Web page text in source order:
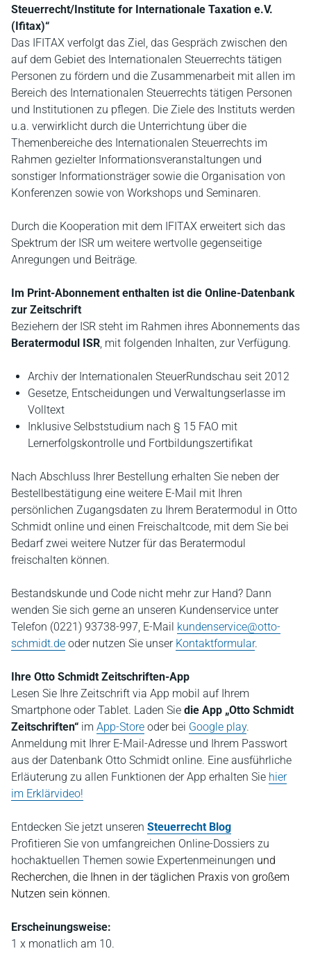
Steuerrecht/Institute for Internationale Taxation e.V.
(Ifitax)“
Das IFITAX verfolgt das Ziel, das Gespräch zwischen den
auf dem Gebiet des Internationalen Steuerrechts tätigen
Personen zu fördern und die Zusammenarbeit mit allen im
Bereich des Internationalen Steuerrechts tätigen Personen
und Institutionen zu pflegen. Die Ziele des Instituts werden
u.a. verwirklicht durch die Unterrichtung über die
Themenbereiche des Internationalen Steuerrechts im
Rahmen gezielter Informationsveranstaltungen und
sonstiger Informationsträger sowie die Organisation von
Konferenzen sowie von Workshops und Seminaren.
Durch die Kooperation mit dem IFITAX erweitert sich das
Spektrum der ISR um weitere wertvolle gegenseitige
Anregungen und Beiträge.
Im Print-Abonnement enthalten ist die Online-Datenbank
zur Zeitschrift
Beziehern der ISR steht im Rahmen ihres Abonnements das
Beratermodul ISR, mit folgenden Inhalten, zur Verfügung.
Archiv der Internationalen SteuerRundschau seit 2012
Gesetze, Entscheidungen und Verwaltungserlasse im
Volltext
Inklusive Selbststudium nach § 15 FAO mit
Lernerfolgskontrolle und Fortbildungszertifikat
Nach Abschluss Ihrer Bestellung erhalten Sie neben der
Bestellbestätigung eine weitere E-Mail mit Ihren
persönlichen Zugangsdaten zu Ihrem Beratermodul in Otto
Schmidt online und einen Freischaltcode, mit dem Sie bei
Bedarf zwei weitere Nutzer für das Beratermodul
freischalten können.
Bestandskunde und Code nicht mehr zur Hand? Dann
wenden Sie sich gerne an unseren Kundenservice unter
Telefon (0221) 93738-997, E-Mail kundenservice@otto-
schmidt.de oder nutzen Sie unser Kontaktformular.
Ihre Otto Schmidt Zeitschriften-App
Lesen Sie Ihre Zeitschrift via App mobil auf Ihrem
Smartphone oder Tablet. Laden Sie die App „Otto Schmidt
Zeitschriften“ im App-Store oder bei Google play.
Anmeldung mit Ihrer E-Mail-Adresse und Ihrem Passwort
aus der Datenbank Otto Schmidt online. Eine ausführliche
Erläuterung zu allen Funktionen der App erhalten Sie hier
im Erklärvideo!
Entdecken Sie jetzt unseren Steuerrecht Blog
Profitieren Sie von umfangreichen Online-Dossiers zu
hochaktuellen Themen sowie Expertenmeinungen und
Recherchen, die Ihnen in der täglichen Praxis von großem
Nutzen sein können.
Erscheinungsweise:
1 x monatlich am 10.